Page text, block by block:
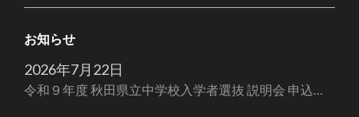
お知らせ
2026年7月22日
令和９年度 秋田県立中学校入学者選抜 説明会 申込受